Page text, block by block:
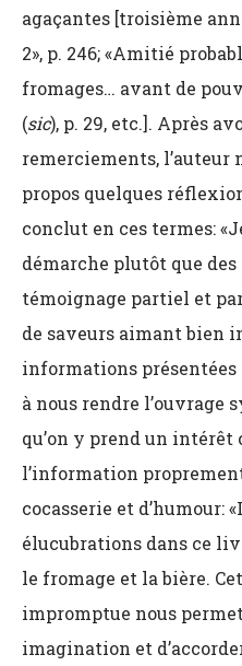
agaçantes [troisième
2», p. 246; «Amitié
fromages… avant de
(sic), p. 29, etc.]. Après
remerciements, l’auteur
propos quelques
conclut en ces termes:
démarche plutôt que
témoignage partiel et
de saveurs aimant bien
informations présentées
à nous rendre l’ouvrage
qu’on y prend un intérêt
l’information
cocasserie et d’humour:
élucubrations dans ce
le fromage et la bière.
impromptue nous
imagination et